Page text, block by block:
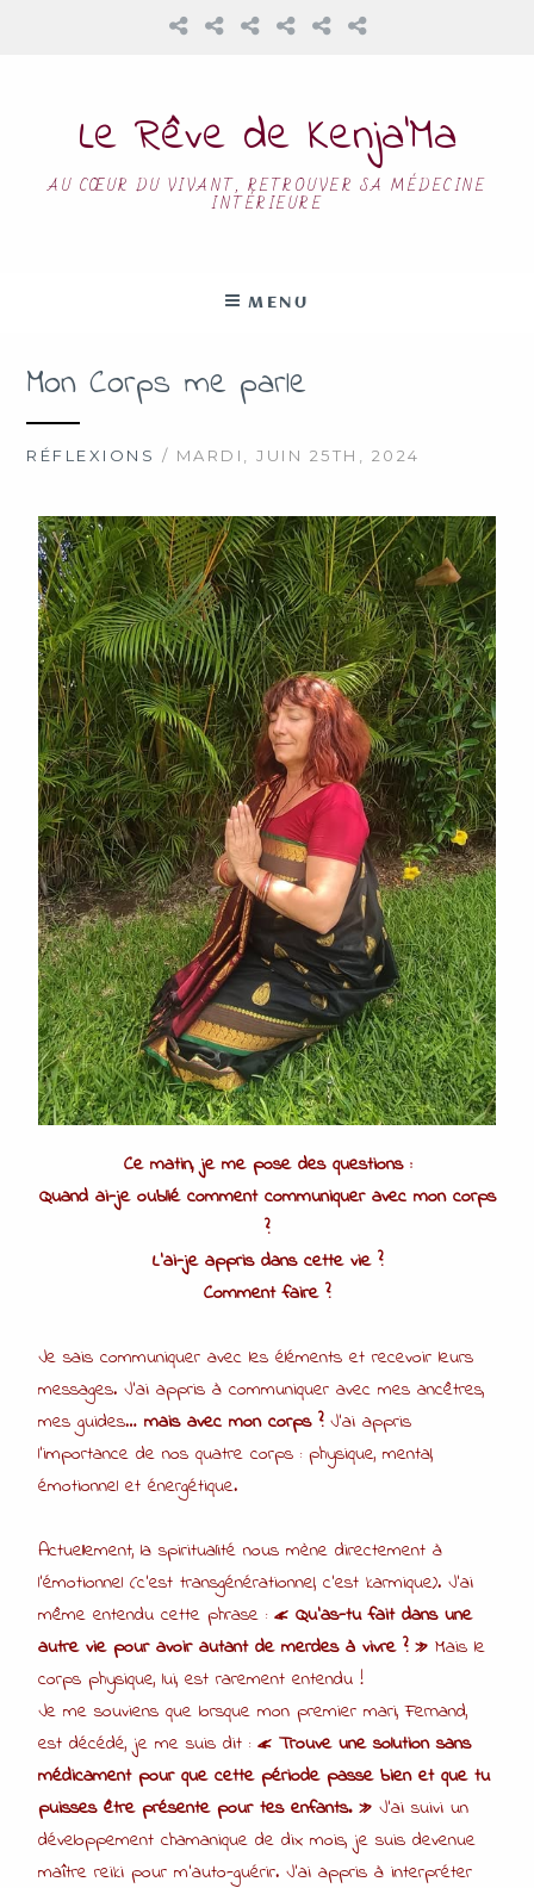
Le Rêve de Kenja’Ma
AU CŒUR DU VIVANT, RETROUVER SA MÉDECINE
INTÉRIEURE
MENU
Mon Corps me parle
RÉFLEXIONS / MARDI, JUIN 25TH, 2024
Ce matin, je me pose des questions :
Quand ai-je oublié comment communiquer avec mon corps
?
L’ai-je appris dans cette vie ?
Comment faire ?
Je sais communiquer avec les éléments et recevoir leurs
messages. J’ai appris à communiquer avec mes ancêtres,
mes guides…mais avec mon corps ?J’ai appris
l’importance de nos quatre corps : physique, mental,
émotionnel et énergétique.
Actuellement, la spiritualité nous mène directement à
l’émotionnel (c’est transgénérationnel, c’est karmique). J’ai
même entendu cette phrase :« Qu’as-tu fait dans une
autre vie pour avoir autant de merdes à vivre ? » Mais le
corps physique, lui, est rarement entendu !
Je me souviens que lorsque mon premier mari, Fernand,
est décédé, je me suis dit :« Trouve une solution sans
médicament pour que cette période passe bien et que tu
puisses être présente pour tes enfants. » J’ai suivi un
développement chamanique de dix mois, je suis devenue
maître reiki pour m’auto-guérir. J’ai appris à interpréter